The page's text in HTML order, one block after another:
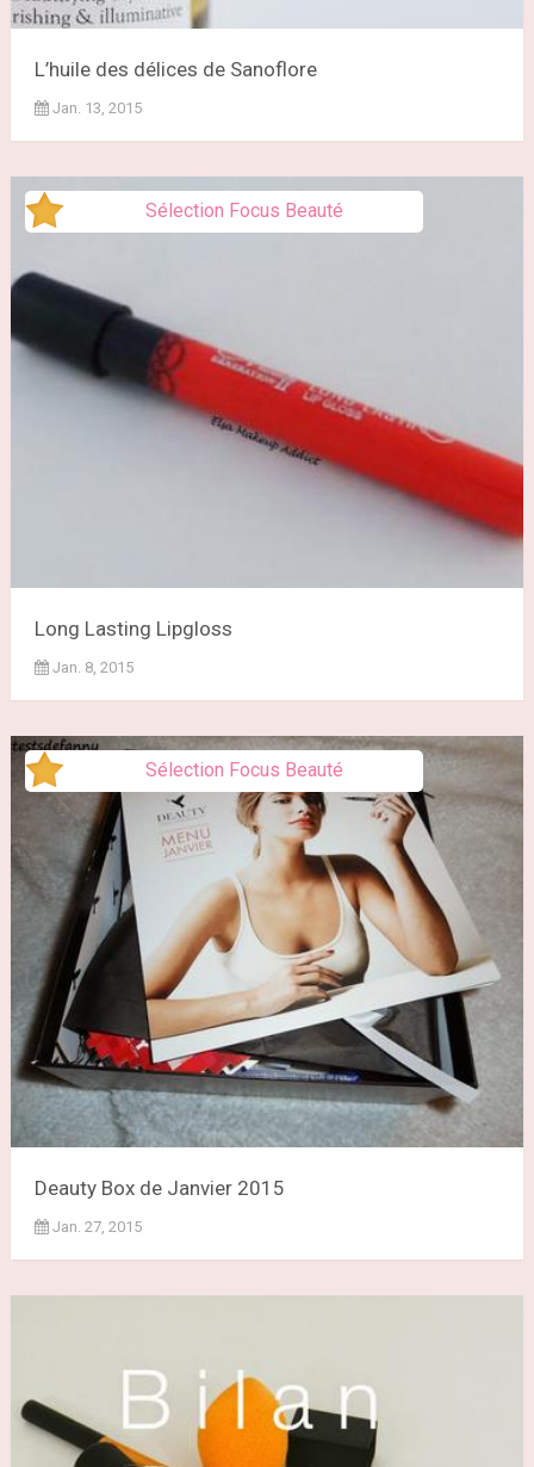
L’huile des délices de Sanoflore
Jan. 13, 2015
Sélection Focus Beauté
Long Lasting Lipgloss
Jan. 8, 2015
Sélection Focus Beauté
Deauty Box de Janvier 2015
Jan. 27, 2015